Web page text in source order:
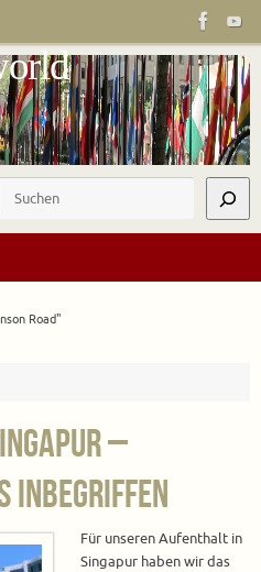
Road"
–
inbegriffen
Für unseren Aufenthalt in
Singapur haben wir das